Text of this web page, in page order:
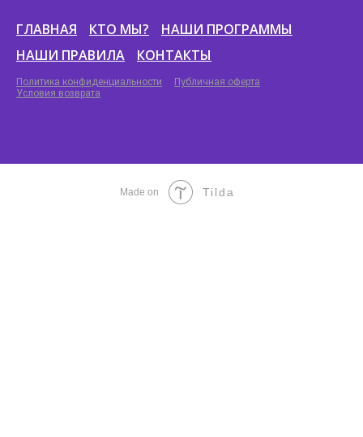
ГЛАВНАЯ КТО МЫ?
НАШИ ПРОГРАММЫ
НАШИ ПРАВИЛА
КОНТАКТЫ
Политика конфиденциальности
Публичная оферта
Условия возврата
Made on Tilda